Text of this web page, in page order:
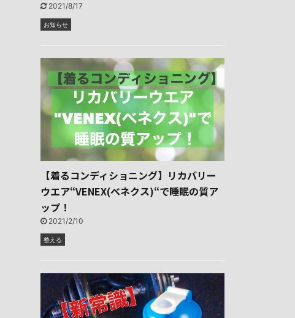
2021/8/17
お知らせ
【着るコンディショニング】リカバリー
ウエア“VENEX(ベネクス)“で睡眠の質ア
ップ！
2021/2/10
整える